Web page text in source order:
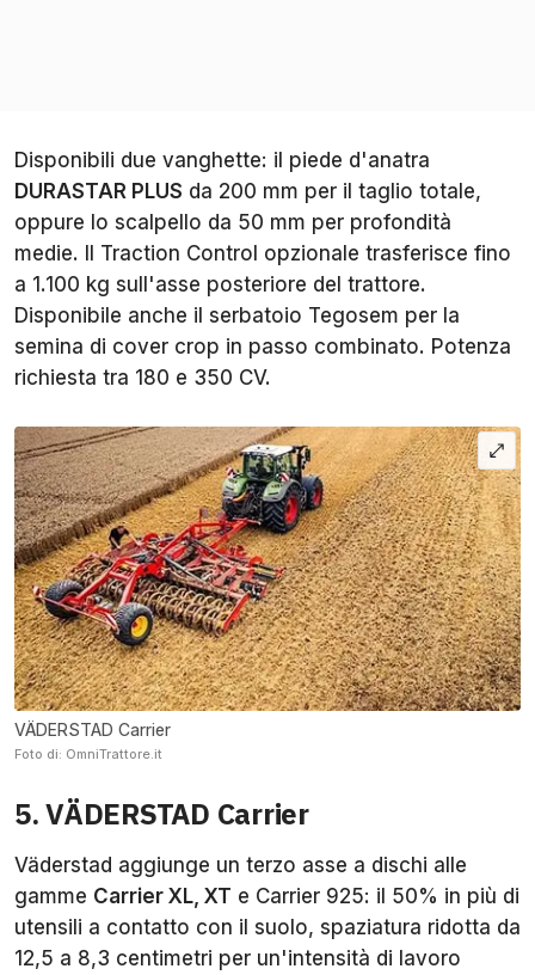
Disponibili due vanghette: il piede d'anatra
DURASTAR PLUS da 200 mm per il taglio totale,
oppure lo scalpello da 50 mm per profondità
medie. Il Traction Control opzionale trasferisce fino
a 1.100 kg sull'asse posteriore del trattore.
Disponibile anche il serbatoio Tegosem per la
semina di cover crop in passo combinato. Potenza
richiesta tra 180 e 350 CV.
VÄDERSTAD Carrier
Foto di: OmniTrattore.it
5. VÄDERSTAD Carrier
Väderstad aggiunge un terzo asse a dischi alle
gamme Carrier XL, XT e Carrier 925: il 50% in più di
utensili a contatto con il suolo, spaziatura ridotta da
12,5 a 8,3 centimetri per un'intensità di lavoro